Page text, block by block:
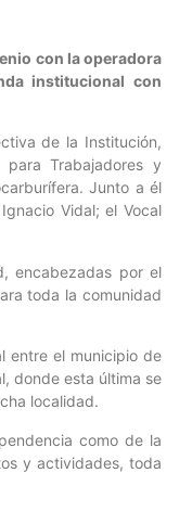
con la operadora
institucional con
de la Institución,
Trabajadores y
Junto a él
Vidal; el Vocal
encabezadas por el
toda la comunidad
entre el municipio de
donde esta última se
localidad.
como de la
y actividades, toda